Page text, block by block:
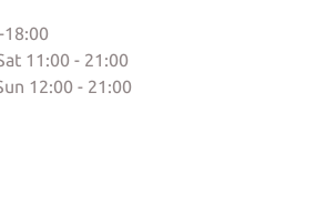
18:00
11:00 - 21:00
12:00 - 21:00